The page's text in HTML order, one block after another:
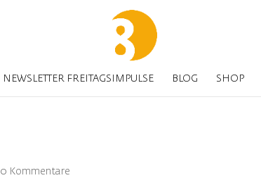
NEWSLETTER FREITAGSIMPULSE BLOG SHOP
0 Kommentare